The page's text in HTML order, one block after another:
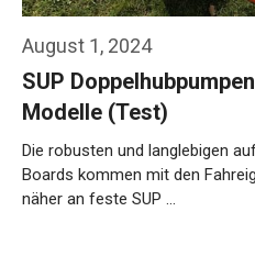
August 1, 2024
SUP
Modelle (Test)
Die robusten und langlebigen
Boards kommen mit den
näher an feste SUP …